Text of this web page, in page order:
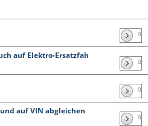
0
auf Elektro-Ersatzfah
0
0
auf VIN abgleichen
0